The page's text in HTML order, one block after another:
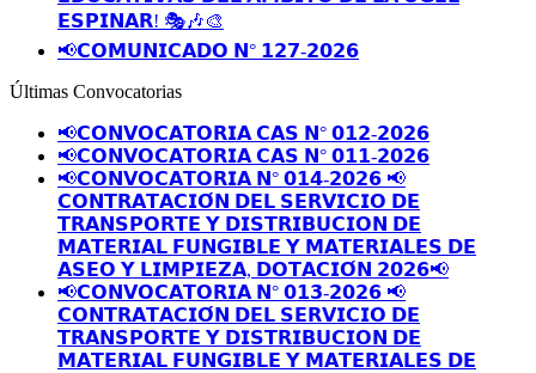
𝗘𝗦𝗣𝗜𝗡𝗔𝗥! 🎭🎶🎨
📢𝗖𝗢𝗠𝗨𝗡𝗜𝗖𝗔𝗗𝗢 𝗡° 𝟭𝟮𝟳-𝟮𝟬𝟮𝟲
Últimas Convocatorias
📢𝗖𝗢𝗡𝗩𝗢𝗖𝗔𝗧𝗢𝗥𝗜𝗔 𝗖𝗔𝗦 𝗡° 𝟬𝟭𝟮-𝟮𝟬𝟮𝟲
📢𝗖𝗢𝗡𝗩𝗢𝗖𝗔𝗧𝗢𝗥𝗜𝗔 𝗖𝗔𝗦 𝗡° 𝟬𝟭𝟭-𝟮𝟬𝟮𝟲
📢𝗖𝗢𝗡𝗩𝗢𝗖𝗔𝗧𝗢𝗥𝗜𝗔 𝗡° 𝟬𝟭𝟰-𝟮𝟬𝟮𝟲 📢
𝗖𝗢𝗡𝗧𝗥𝗔𝗧𝗔𝗖𝗜𝗢́𝗡 𝗗𝗘𝗟 𝗦𝗘𝗥𝗩𝗜𝗖𝗜𝗢 𝗗𝗘
𝗧𝗥𝗔𝗡𝗦𝗣𝗢𝗥𝗧𝗘 𝗬 𝗗𝗜𝗦𝗧𝗥𝗜𝗕𝗨𝗖𝗜𝗢𝗡 𝗗𝗘
𝗠𝗔𝗧𝗘𝗥𝗜𝗔𝗟 𝗙𝗨𝗡𝗚𝗜𝗕𝗟𝗘 𝗬 𝗠𝗔𝗧𝗘𝗥𝗜𝗔𝗟𝗘𝗦 𝗗𝗘
𝗔𝗦𝗘𝗢 𝗬 𝗟𝗜𝗠𝗣𝗜𝗘𝗭𝗔, 𝗗𝗢𝗧𝗔𝗖𝗜𝗢́𝗡 𝟮𝟬𝟮𝟲📢
📢𝗖𝗢𝗡𝗩𝗢𝗖𝗔𝗧𝗢𝗥𝗜𝗔 𝗡° 𝟬𝟭𝟯-𝟮𝟬𝟮𝟲 📢
𝗖𝗢𝗡𝗧𝗥𝗔𝗧𝗔𝗖𝗜𝗢́𝗡 𝗗𝗘𝗟 𝗦𝗘𝗥𝗩𝗜𝗖𝗜𝗢 𝗗𝗘
𝗧𝗥𝗔𝗡𝗦𝗣𝗢𝗥𝗧𝗘 𝗬 𝗗𝗜𝗦𝗧𝗥𝗜𝗕𝗨𝗖𝗜𝗢𝗡 𝗗𝗘
𝗠𝗔𝗧𝗘𝗥𝗜𝗔𝗟 𝗙𝗨𝗡𝗚𝗜𝗕𝗟𝗘 𝗬 𝗠𝗔𝗧𝗘𝗥𝗜𝗔𝗟𝗘𝗦 𝗗𝗘